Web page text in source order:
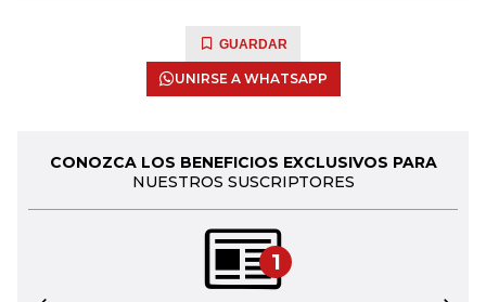
GUARDAR
UNIRSE A WHATSAPP
CONOZCA LOS BENEFICIOS EXCLUSIVOS PARA
NUESTROS SUSCRIPTORES
1